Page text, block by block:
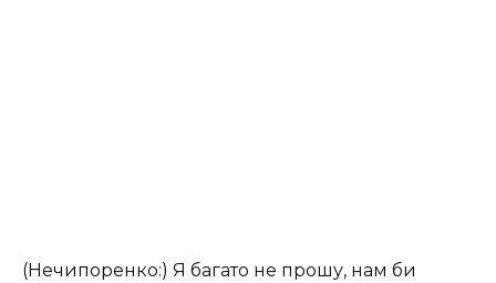
(Нечипоренко:) Я багато не прошу, нам би